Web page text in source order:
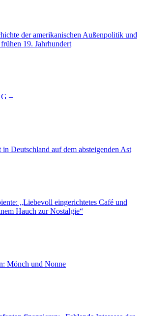
der amerikanischen Außenpolitik und
19. Jahrhundert
–
Deutschland auf dem absteigenden Ast
„Liebevoll eingerichtetes Café und
Hauch zur Nostalgie“
Mönch und Nonne